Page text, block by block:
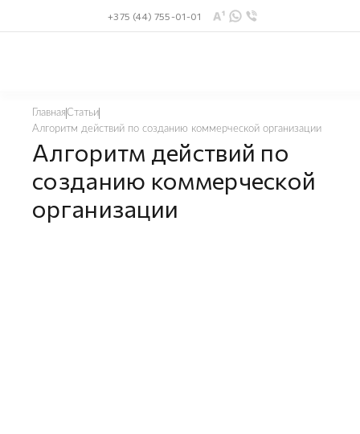
+375 (44) 755-01-01
ГлавнаяСтатьи
Алгоритм действий по созданию коммерческой организации
Алгоритм действий по
созданию коммерческой
организации